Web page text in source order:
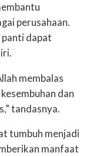
perusahaan.
panti dapat
membalas
dan
tandasnya.
tumbuh menjadi
manfaat